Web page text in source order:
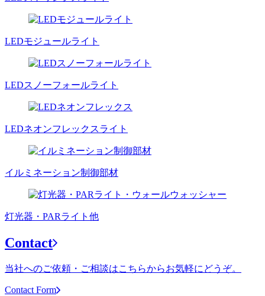
LEDモジュールライト
LEDスノーフォールライト
LEDネオンフレックスライト
イルミネーション制御部材
灯光器・PARライト他
Contact
当社へのご依頼・ご相談はこちらからお気軽にどうぞ。
Contact Form